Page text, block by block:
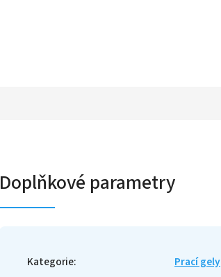
Doplňkové parametry
Kategorie: Prací gely